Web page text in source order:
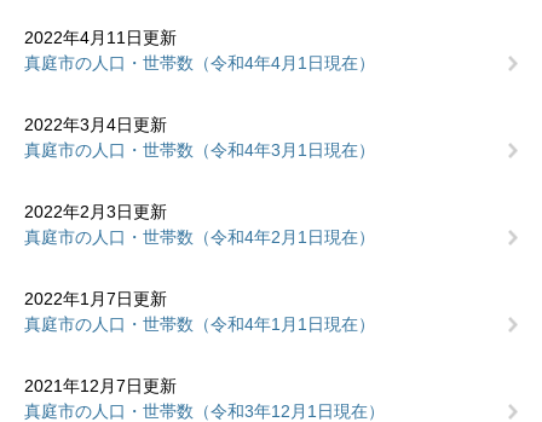
2022年4月11日更新
真庭市の人口・世帯数（令和4年4月1日現在）
2022年3月4日更新
真庭市の人口・世帯数（令和4年3月1日現在）
2022年2月3日更新
真庭市の人口・世帯数（令和4年2月1日現在）
2022年1月7日更新
真庭市の人口・世帯数（令和4年1月1日現在）
2021年12月7日更新
真庭市の人口・世帯数（令和3年12月1日現在）